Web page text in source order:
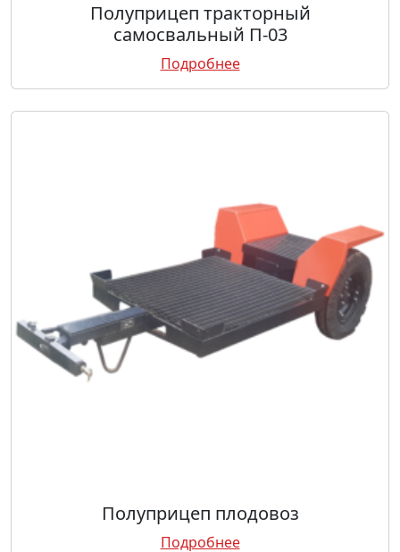
Полуприцеп тракторный
самосвальный П-03
Подробнее
Полуприцеп плодовоз
Подробнее